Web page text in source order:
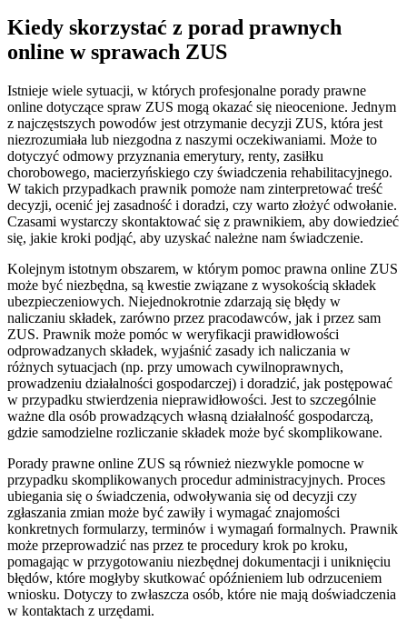
Kiedy skorzystać z porad prawnych
online w sprawach ZUS
Istnieje wiele sytuacji, w których profesjonalne porady prawne
online dotyczące spraw ZUS mogą okazać się nieocenione. Jednym
z najczęstszych powodów jest otrzymanie decyzji ZUS, która jest
niezrozumiała lub niezgodna z naszymi oczekiwaniami. Może to
dotyczyć odmowy przyznania emerytury, renty, zasiłku
chorobowego, macierzyńskiego czy świadczenia rehabilitacyjnego.
W takich przypadkach prawnik pomoże nam zinterpretować treść
decyzji, ocenić jej zasadność i doradzi, czy warto złożyć odwołanie.
Czasami wystarczy skontaktować się z prawnikiem, aby dowiedzieć
się, jakie kroki podjąć, aby uzyskać należne nam świadczenie.
Kolejnym istotnym obszarem, w którym pomoc prawna online ZUS
może być niezbędna, są kwestie związane z wysokością składek
ubezpieczeniowych. Niejednokrotnie zdarzają się błędy w
naliczaniu składek, zarówno przez pracodawców, jak i przez sam
ZUS. Prawnik może pomóc w weryfikacji prawidłowości
odprowadzanych składek, wyjaśnić zasady ich naliczania w
różnych sytuacjach (np. przy umowach cywilnoprawnych,
prowadzeniu działalności gospodarczej) i doradzić, jak postępować
w przypadku stwierdzenia nieprawidłowości. Jest to szczególnie
ważne dla osób prowadzących własną działalność gospodarczą,
gdzie samodzielne rozliczanie składek może być skomplikowane.
Porady prawne online ZUS są również niezwykle pomocne w
przypadku skomplikowanych procedur administracyjnych. Proces
ubiegania się o świadczenia, odwoływania się od decyzji czy
zgłaszania zmian może być zawiły i wymagać znajomości
konkretnych formularzy, terminów i wymagań formalnych. Prawnik
może przeprowadzić nas przez te procedury krok po kroku,
pomagając w przygotowaniu niezbędnej dokumentacji i uniknięciu
błędów, które mogłyby skutkować opóźnieniem lub odrzuceniem
wniosku. Dotyczy to zwłaszcza osób, które nie mają doświadczenia
w kontaktach z urzędami.